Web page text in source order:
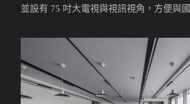
並設有 75 吋大電視與視訊視角，方便與